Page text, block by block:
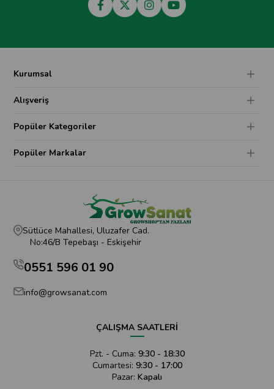
Kurumsal
Alışveriş
Popüler Kategoriler
Popüler Markalar
Sütlüce Mahallesi, Uluzafer Cad.
No:46/B Tepebaşı - Eskişehir
0551 596 01 90
info@growsanat.com
ÇALIŞMA SAATLERİ
Pzt. - Cuma: 9:30 - 18:30
Cumartesi: 9:30 - 17:00
Pazar: Kapalı